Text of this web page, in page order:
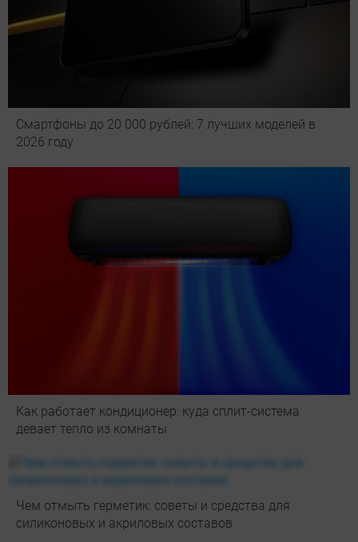
Смартфоны до 20 000 рублей: 7 лучших моделей в
2026 году
Как работает кондиционер: куда сплит-система
девает тепло из комнаты
Чем отмыть герметик: советы и средства для
силиконовых и акриловых составов